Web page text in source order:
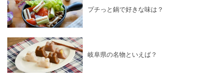
プチっと鍋で好きな味は？
岐阜県の名物といえば？